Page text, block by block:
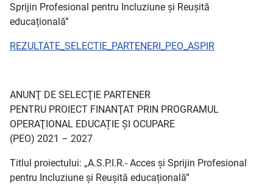
Sprijin Profesional pentru Incluziune și Reușită
educațională”
REZULTATE_SELECTIE_PARTENERI_PEO_ASPIR
ANUNŢ DE SELECŢIE PARTENER
PENTRU PROIECT FINANŢAT PRIN PROGRAMUL
OPERAŢIONAL EDUCAȚIE ȘI OCUPARE
(PEO) 2021 – 2027
Titlul proiectului: „A.S.P.I.R.- Acces și Sprijin Profesional
pentru Incluziune și Reușită educațională”